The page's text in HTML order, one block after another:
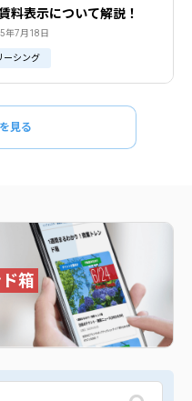
料表示について解説！
年7月18日
ーシング
見る
箱